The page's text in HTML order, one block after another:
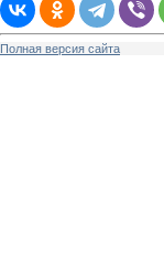
Полная версия сайта